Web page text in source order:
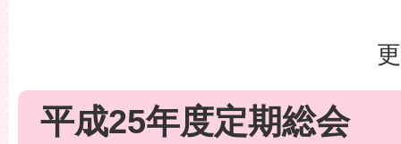
平成25年度定期総会